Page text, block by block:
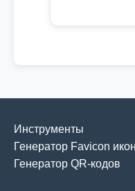
Инструменты
Генератор Favicon
Генератор QR-кодов